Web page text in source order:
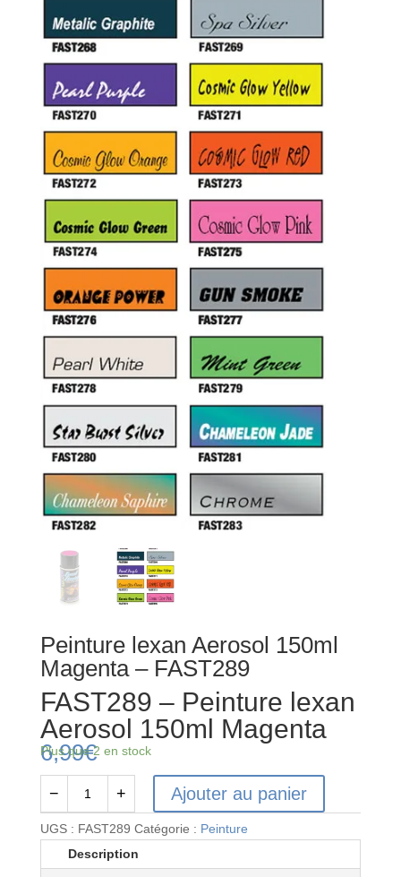
Peinture lexan Aerosol 150ml
Magenta – FAST289
FAST289 – Peinture lexan
Aerosol 150ml Magenta
6,99€
Plus que 2 en stock
quantité
de
FAST289
− + Ajouter au panier
UGS : FAST289 Catégorie : Peinture
Description